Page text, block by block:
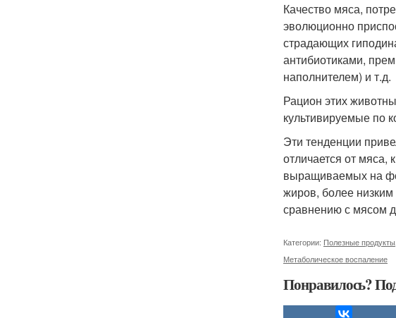
Качество мяса,
эволюционно
страдающих
антибиотиками,
наполнителем) и т.д.
Рацион этих
культивируемые по
Эти тенденции
отличается от
выращиваемых на
жиров, более
сравнению с мясом
Категории: Полезные продукты
Метаболическое воспаление
Понравилось?